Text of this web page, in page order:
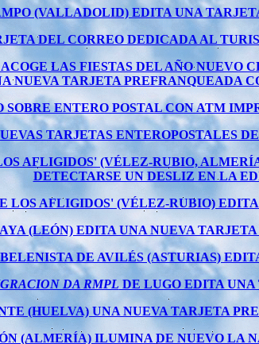
(VALLADOLID) EDITA UNA
DEL CORREO DEDICADA AL
LAS FIESTAS DEL AÑO NUEVO
NUEVA TARJETA PREFRANQUEADA
SOBRE ENTERO POSTAL CON ATM
TARJETAS ENTEROPOSTALES
AFLIGIDOS' (VÉLEZ-RUBIO,
DETECTARSE UN DESLIZ EN LA
LOS AFLIGIDOS' (VÉLEZ-RUBIO)
(LEÓN) EDITA UNA NUEVA
DE AVILÉS (ASTURIAS)
DA RMPL DE LUGO EDITA
(HUELVA) UNA NUEVA TARJETA
(ALMERÍA) ILUMINA DE NUEVO LA